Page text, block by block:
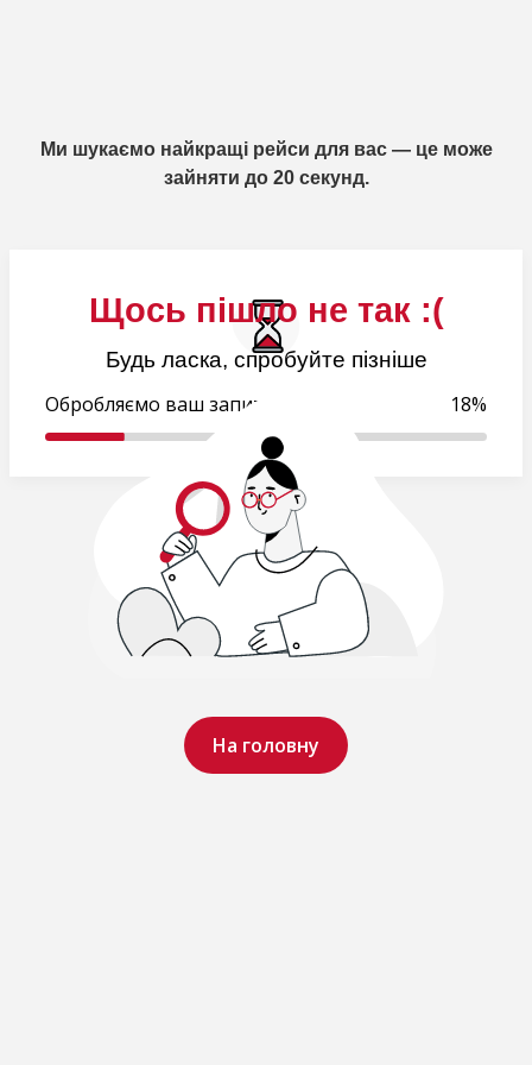
Щось пішло не так :(
Будь ласка, спробуйте пізніше
На головну
Ми шукаємо найкращі рейси для вас — це може
зайняти до 20 секунд.
Обробляємо ваш запит.. 18%